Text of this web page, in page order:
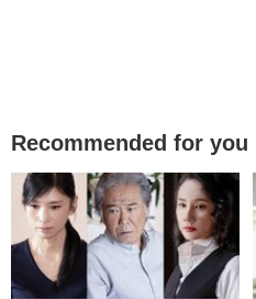
Recommended for you